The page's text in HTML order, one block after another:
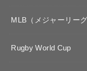
MLB（メジャーリー
Rugby World Cup